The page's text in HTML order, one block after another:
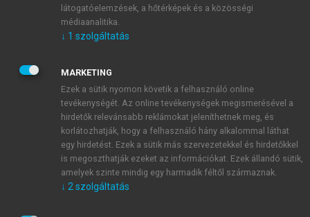
JELSZÓ
JELSZÓ ÚJRA
Kérek értesítést a MeRSZ újdonságairól, akcióiról.
Kérek értesítést az Akadémiai Kiadó Zrt. újdonságairól,
látogatóelemzések, a hőtérképek és a közösségi
médiaanalitika.
↓ 1 szolgáltatás
MARKETING
Ezek a sütik nyomon követik a felhasználó online
tevékenységét. Az online tevékenységek megismerésével a
hirdetők relevánsabb reklámokat jeleníthetnek meg, és
korlátozhatják, hogy a felhasználó hány alkalommal láthat
egy hirdetést. Ezek a sütik más szervezetekkel és hirdetőkkel
is megoszthatják ezeket az információkat. Ezek állandó sütik,
amelyek szinte mindig egy harmadik féltől származnak.
↓ 2 szolgáltatás